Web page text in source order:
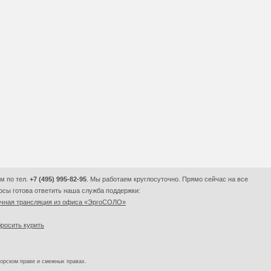
по тел. +7 (495) 995-82-95 . Мы работаем круглосуточно. Прямо сейчас на все
готова ответить наша служба поддержки:
трансляция из офиса «ЭргоСОЛО»
курить
праве и смежных правах.